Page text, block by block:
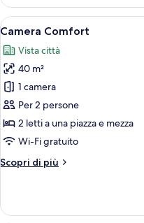
singoli
Superior
con
2
singoli
Apri
tutte
le
foto
per
Camera
Comfort
4
Camera Comfort
Vista città
40 m²
1 camera
Per 2 persone
2 letti a una piazza e mezza
Wi-Fi gratuito
Scopri di più
Altri
Comfort